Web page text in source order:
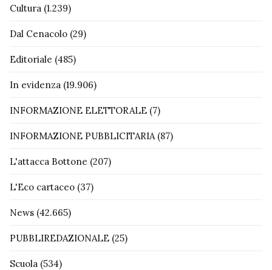
Cultura (1.239)
Dal Cenacolo (29)
Editoriale (485)
In evidenza (19.906)
INFORMAZIONE ELETTORALE (7)
INFORMAZIONE PUBBLICITARIA (87)
L'attacca Bottone (207)
L'Eco cartaceo (37)
News (42.665)
PUBBLIREDAZIONALE (25)
Scuola (534)